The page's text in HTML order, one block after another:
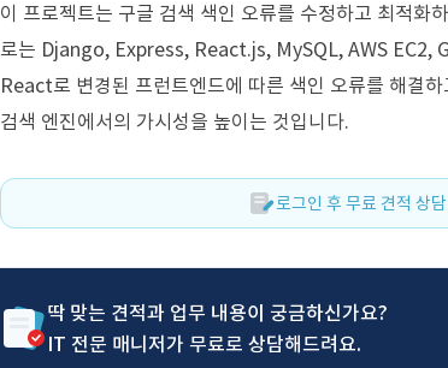
이 프로젝트는 구글 검색 색인 오류를 수정하고 최적화
로는 Django, Express, React.js, MySQL, AWS EC2,
React로 변경된 프런트엔드에 따른 색인 오류를 해결
검색 엔진에서의 가시성을 높이는 것입니다.
로그인 후 무료 견적 상
딱 맞는 견적과 업무 내용이 궁금하신가요?
IT 전문 매니저가 무료로 상담해드려요.